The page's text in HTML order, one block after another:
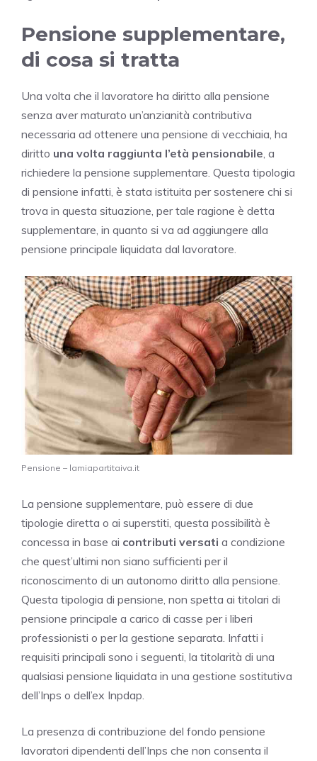
Pensione supplementare,
di cosa si tratta
Una volta che il lavoratore ha diritto alla pensione
senza aver maturato un’anzianità contributiva
necessaria ad ottenere una pensione di vecchiaia, ha
diritto una volta raggiunta l’età pensionabile, a
richiedere la pensione supplementare. Questa tipologia
di pensione infatti, è stata istituita per sostenere chi si
trova in questa situazione, per tale ragione è detta
supplementare, in quanto si va ad aggiungere alla
pensione principale liquidata dal lavoratore.
Pensione – lamiapartitaiva.it
La pensione supplementare, può essere di due
tipologie diretta o ai superstiti, questa possibilità è
concessa in base ai contributi versati a condizione
che quest’ultimi non siano sufficienti per il
riconoscimento di un autonomo diritto alla pensione.
Questa tipologia di pensione, non spetta ai titolari di
pensione principale a carico di casse per i liberi
professionisti o per la gestione separata. Infatti i
requisiti principali sono i seguenti, la titolarità di una
qualsiasi pensione liquidata in una gestione sostitutiva
dell’Inps o dell’ex Inpdap.
La presenza di contribuzione del fondo pensione
lavoratori dipendenti dell’Inps che non consenta il